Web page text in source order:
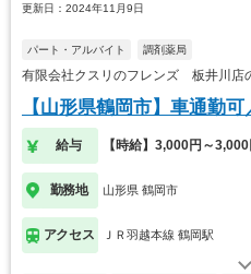
更新日：2024年11月9日
パート・アルバイト 調剤薬局
有限会社クスリのフレンズ 板井川店
【山形県鶴岡市】車通勤
給与 【時給】3,000円～3,000
勤務地 山形県 鶴岡市
アクセス ＪＲ羽越本線 鶴岡駅